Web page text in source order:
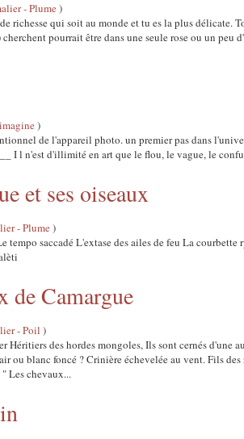
- Plume)
richesse qui soit au monde et tu es la plus délicate.
pourrait être dans une seule rose ou un peu
)
de l'appareil photo. un premier pas dans
I l n'est d'illimité en art que le flou, le vague, le
et ses oiseaux
- Plume)
tempo saccadé L'extase des ailes de feu La
de Camargue
- Poil )
Héritiers des hordes mongoles, Ils sont cernés d'une
ou blanc foncé ? Crinière échevelée au vent. Fils
Les chevaux...